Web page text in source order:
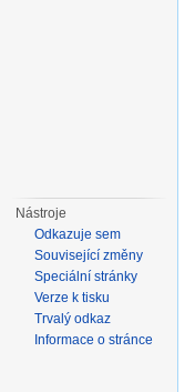
Nástroje
Odkazuje sem
Související změny
Speciální stránky
Verze k tisku
Trvalý odkaz
Informace o stránce